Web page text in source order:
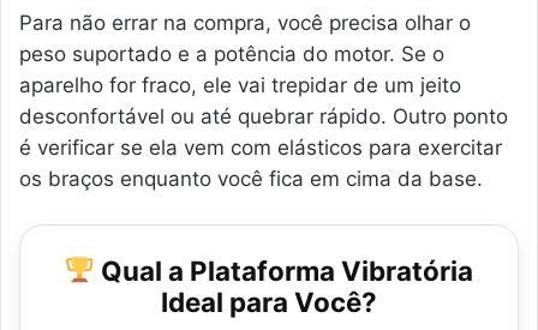
Para não errar na compra, você precisa olhar o
peso suportado e a potência do motor. Se o
aparelho for fraco, ele vai trepidar de um jeito
desconfortável ou até quebrar rápido. Outro ponto
é verificar se ela vem com elásticos para exercitar
os braços enquanto você fica em cima da base.
Qual a Plataforma Vibratória
Ideal para Você?